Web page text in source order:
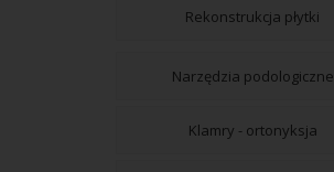
Rekonstrukcja płytki
Narzędzia podologiczne
Klamry - ortonyksja